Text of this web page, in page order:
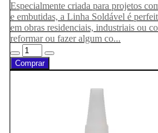
Especialmente criada para projetos
e embutidas, a Linha Soldável é
em obras residenciais, industriais ou
reformar ou fazer algum co...
Comprar